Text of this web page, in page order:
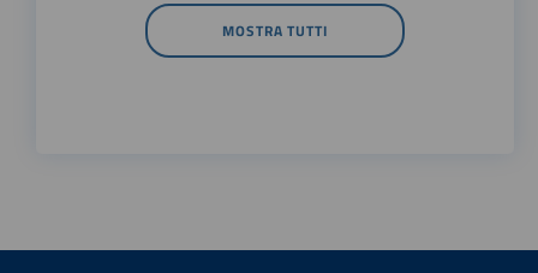
MOSTRA TUTTI